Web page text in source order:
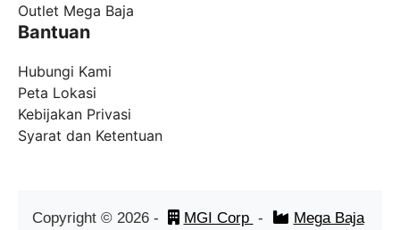
Outlet Mega Baja
Bantuan
Hubungi Kami
Peta Lokasi
Kebijakan Privasi
Syarat dan Ketentuan
Copyright © 2026- MGI Corp - Mega Baja